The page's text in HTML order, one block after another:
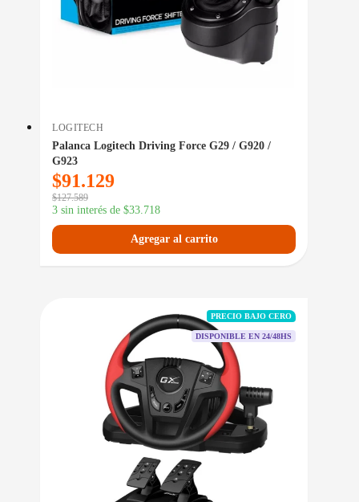
LOGITECH
Palanca Logitech Driving Force G29 / G920 /
G923
$91.129
$127.589
3 sin interés de $33.718
Agregar al carrito
PRECIO BAJO CERO
DISPONIBLE EN 24/48HS